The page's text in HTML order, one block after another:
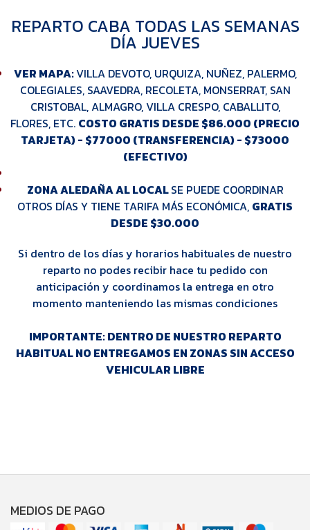
REPARTO CABA TODAS LAS SEMANAS
DÍA JUEVES
VER MAPA:VILLA DEVOTO, URQUIZA, NUÑEZ, PALERMO,
COLEGIALES, SAAVEDRA, RECOLETA, MONSERRAT, SAN
CRISTOBAL, ALMAGRO, VILLA CRESPO, CABALLITO,
FLORES, ETC. COSTO GRATIS DESDE $86.000 (PRECIO
TARJETA) - $77000 (TRANSFERENCIA) - $73000
(EFECTIVO)
ZONA ALEDAÑA AL LOCALSE PUEDE COORDINAR
OTROS DÍAS Y TIENE TARIFA MÁS ECONÓMICA, GRATIS
DESDE $30.000
Si dentro de los días y horarios habituales de nuestro
reparto no podes recibir hace tu pedido con
anticipación y coordinamos la entrega en otro
momento manteniendo las mismas condiciones
IMPORTANTE: DENTRO DE NUESTRO REPARTO
HABITUAL NO ENTREGAMOS EN ZONAS SIN ACCESO
VEHICULAR LIBRE
MEDIOS DE PAGO